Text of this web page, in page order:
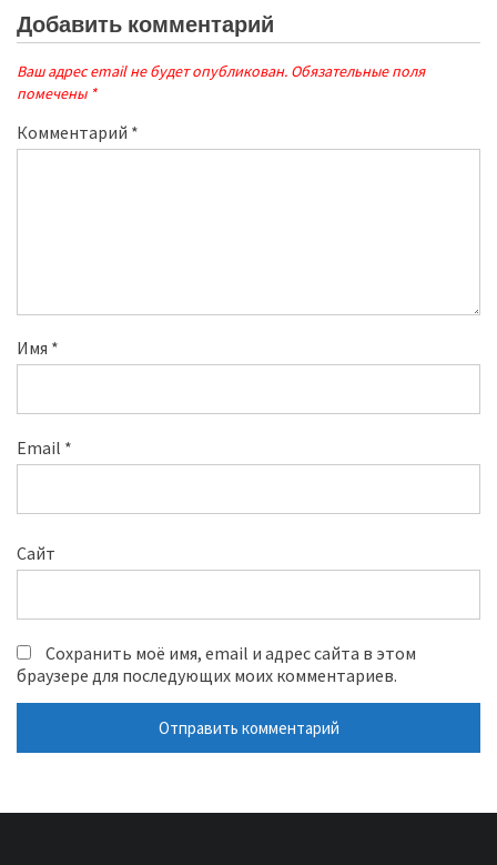
Добавить комментарий
Ваш адрес email не будет опубликован. Обязательные поля
помечены *
Комментарий *
Имя *
Email *
Сайт
Сохранить моё имя, email и адрес сайта в этом
браузере для последующих моих комментариев.